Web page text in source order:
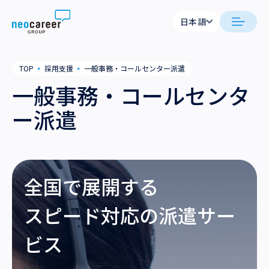
Skip to content
日本語
代表メッセージ
私たちの考え方
事業内容
採用支援
業務支援
企業情報
会社概要
役員一覧
拠点一覧
グループ会社
ニュース
サステナビリティ
採用情報
日本語
TOP ▪ 採用支援 ▪ 一般事務・コールセンター派遣
一般事務・コールセンタ
ー派遣
全国で展開する
スピード対応の派遣サー
ビス